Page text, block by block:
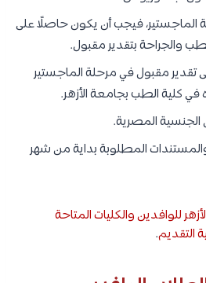
الماجستير، فيجب أن يكون حاصلًا على
والجراحة بتقدير مقبول.
مقبول في مرحلة الماجستير
في كلية الطب بجامعة الأزهر.
المصرية.
المطلوبة بداية من شهر
للوافدين والكليات المتاحة
التقديم.